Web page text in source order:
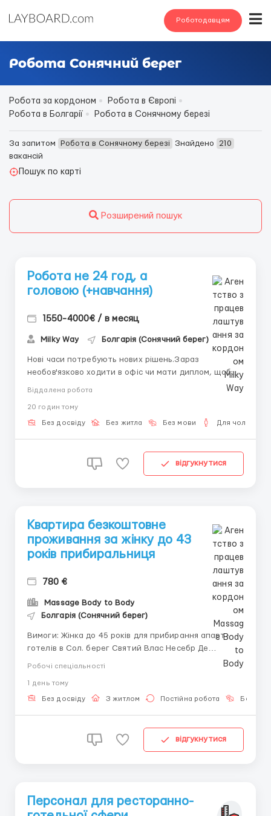
Роботодавцям
Робота Сонячний берег
Робота за кордоном
Робота в Європі
Робота в Болгарії
Робота в Сонячному березі
За запитом Робота в Сонячному березі Знайдено
210
вакансій
Пошук по карті
Розширений пошук
Робота не 24 год, а
головою (+навчання)
1550-4000€ / в месяц
Milky Way Болгарія (Сонячний берег)
Нові часи потребують нових рішень.Зараз
необов'язково ходити в офіс чи мати диплом, щоб
заробляти. Головне – бути в потоці сучасних
саме це: підтримку, інструменти та систему, з якими
ви зможете побудувати стабільний дохід онлайн. К Р
Віддалена робота
20 годин тому
Без досвіду Без житла Без мови Для чоловіків
відгукнутися
Квартира безкоштовне
проживання за жінку до 43
років прибиральниця
780 €
Massage Body to Body
Болгарія (Сонячний берег)
Вимоги: Жінка до 45 років для прибирання апарт-
готелів в Сол. берег Святий Влас Несебр Де
робочий день. Вихідний: субота-неділя. Зарплата за
домовленістю. Можливе забезпечення проживанням.
Робочі спеціальності
1 день тому
Без досвіду З житлом Постійна робота Без
відгукнутися
Персонал для ресторанно-